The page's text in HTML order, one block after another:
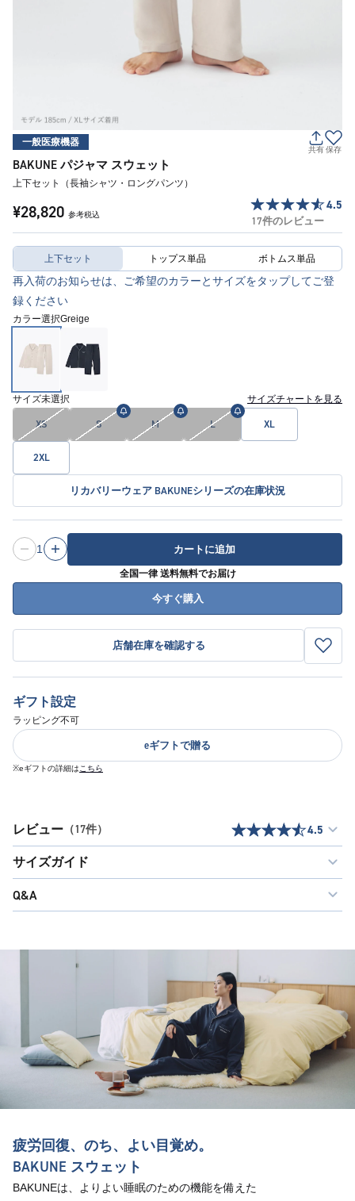
一般医療機器
共有保存
BAKUNE パジャマ スウェット
上下セット（長袖シャツ・ロングパンツ）
¥28,820 参考税込
4.5
17件のレビュー
上下セット トップス単品 ボトムス単品
再入荷のお知らせは、ご希望のカラーとサイズをタップしてご登
録ください
カラー選択Greige
サイズ未選択 サイズチャートを見る
XS S M L XL
2XL
リカバリーウェア BAKUNEシリーズの在庫状況
1 カートに追加
全国一律 送料無料でお届け
今すぐ購入
店舗在庫を確認する
ギフト設定
ラッピング不可
eギフトで贈る
※eギフトの詳細は こちら
レビュー （17件） 4.5
サイズガイド
Q&A
疲労回復、のち、よい目覚め。
BAKUNE スウェット
BAKUNEは、よりよい睡眠のための機能を備えた